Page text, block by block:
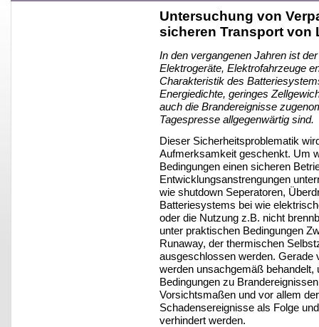
Untersuchung von
sicheren Transport von
In den vergangenen Jahren ist
Elektrogeräte, Elektrofahrzeuge
Charakteristik des
Energiedichte, geringes
auch die Brandereignisse
Tagespresse allgegenwärtig sind.
Dieser Sicherheitsproblematik
Aufmerksamkeit geschenkt. Um
Bedingungen einen sicheren
Entwicklungsanstrengungen
wie shutdown Seperatoren,
Batteriesystems bei wie
oder die Nutzung z.B. nicht
unter praktischen Bedingungen
Runaway, der thermischen
ausgeschlossen werden. Gerade
werden unsachgemäß
Bedingungen zu
Vorsichtsmaßen und vor allem
Schadensereignisse als Folge
verhindert werden.